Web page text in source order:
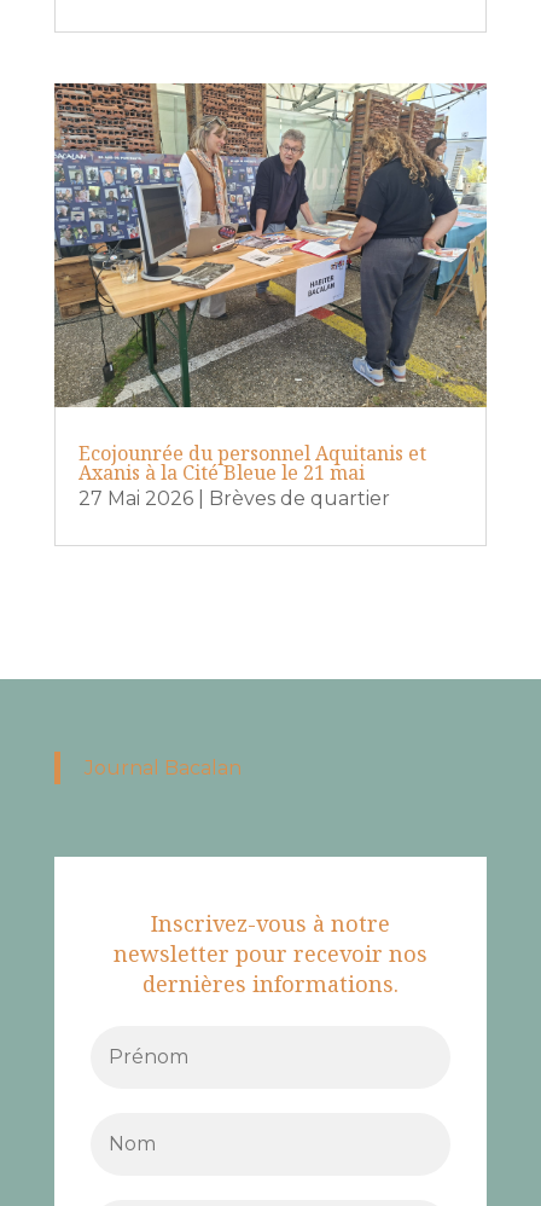
Ecojounrée du personnel Aquitanis et
Axanis à la Cité Bleue le 21 mai
27 Mai 2026| Brèves de quartier
Journal Bacalan
Inscrivez-vous à notre
newsletter pour recevoir nos
dernières informations.